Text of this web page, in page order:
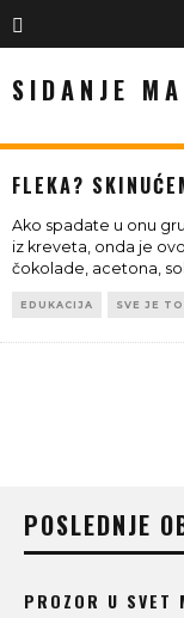
SIDANJE
FLEKA?
Ako spadate u onu
iz kreveta, onda je
čokolade, acetona,
EDUKACIJA SVE JE
POSLEDNJE
PROZOR U SVET